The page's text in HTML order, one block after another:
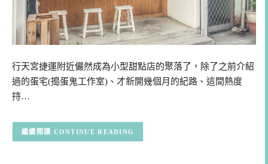
行天宮捷運附近儼然成為小型甜點店的聚落了，除了之前介紹
過的蛋宅(搗蛋鬼工作室)、才新開幾個月的紀路、這間熱度
持…
CONTINUE READING